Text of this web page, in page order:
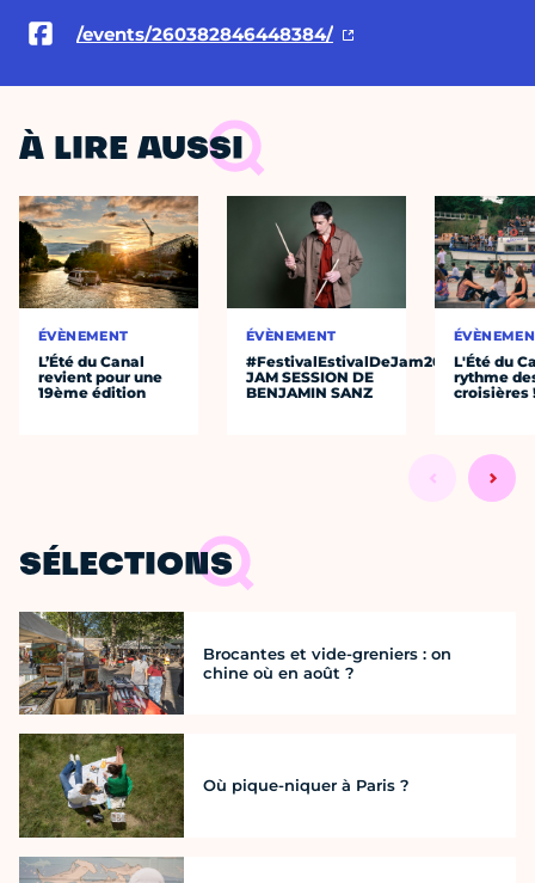
/events/260382846448384/
À LIRE AUSSI
ÉVÈNEMENT
L’Été du Canal
revient pour une
19ème édition
ÉVÈNEMENT
#FestivalEstivalDeJam2026
JAM SESSION DE
BENJAMIN SANZ
L'Été du
rythme
croisières
SÉLECTIONS
Brocantes et vide-greniers : on
chine où en août ?
Où pique-niquer à Paris ?